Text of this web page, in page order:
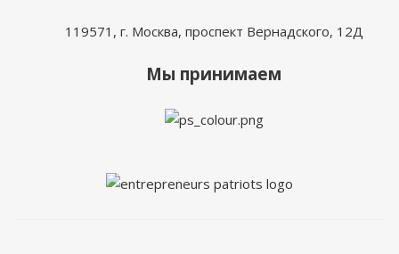
119571, г. Москва, проспект Вернадского, 12Д
Мы принимаем